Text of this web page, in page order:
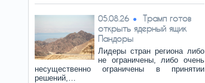
05.08.26
Трамп готов
открыть ядерный ящик
Пандоры
Лидеры стран региона либо
не ограничены, либо очень
несущественно ограничены в принятии
решений,…